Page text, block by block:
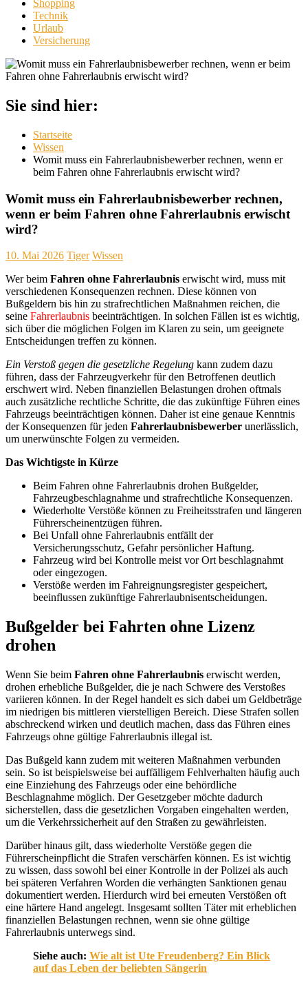
Shopping
Technik
Urlaub
Versicherung
Sie sind hier:
Startseite
Wissen
Womit muss ein Fahrerlaubnisbewerber rechnen, wenn er
beim Fahren ohne Fahrerlaubnis erwischt wird?
Womit muss ein Fahrerlaubnisbewerber rechnen,
wenn er beim Fahren ohne Fahrerlaubnis erwischt
wird?
10. Mai 2026 Tiger Wissen
Wer beim Fahren ohne Fahrerlaubnis erwischt wird, muss mit
verschiedenen Konsequenzen rechnen. Diese können von
Bußgeldern bis hin zu strafrechtlichen Maßnahmen reichen, die
seine Fahrerlaubnis beeinträchtigen. In solchen Fällen ist es wichtig,
sich über die möglichen Folgen im Klaren zu sein, um geeignete
Entscheidungen treffen zu können.
Ein Verstoß gegen die gesetzliche Regelung kann zudem dazu
führen, dass der Fahrzeugverkehr für den Betroffenen deutlich
erschwert wird. Neben finanziellen Belastungen drohen oftmals
auch zusätzliche rechtliche Schritte, die das zukünftige Führen eines
Fahrzeugs beeinträchtigen können. Daher ist eine genaue Kenntnis
der Konsequenzen für jeden Fahrerlaubnisbewerber unerlässlich,
um unerwünschte Folgen zu vermeiden.
Das Wichtigste in Kürze
Beim Fahren ohne Fahrerlaubnis drohen Bußgelder,
Fahrzeugbeschlagnahme und strafrechtliche Konsequenzen.
Wiederholte Verstöße können zu Freiheitsstrafen und längeren
Führerscheinentzügen führen.
Bei Unfall ohne Fahrerlaubnis entfällt der
Versicherungsschutz, Gefahr persönlicher Haftung.
Fahrzeug wird bei Kontrolle meist vor Ort beschlagnahmt
oder eingezogen.
Verstöße werden im Fahreignungsregister gespeichert,
beeinflussen zukünftige Fahrerlaubnisentscheidungen.
Bußgelder bei Fahrten ohne Lizenz
drohen
Wenn Sie beim Fahren ohne Fahrerlaubnis erwischt werden,
drohen erhebliche Bußgelder, die je nach Schwere des Verstoßes
variieren können. In der Regel handelt es sich dabei um Geldbeträge
im niedrigen bis mittleren vierstelligen Bereich. Diese Strafen sollen
abschreckend wirken und deutlich machen, dass das Führen eines
Fahrzeugs ohne gültige Fahrerlaubnis illegal ist.
Das Bußgeld kann zudem mit weiteren Maßnahmen verbunden
sein. So ist beispielsweise bei auffälligem Fehlverhalten häufig auch
eine Einziehung des Fahrzeugs oder eine behördliche
Beschlagnahme möglich. Der Gesetzgeber möchte dadurch
sicherstellen, dass die gesetzlichen Vorgaben eingehalten werden,
um die Verkehrssicherheit auf den Straßen zu gewährleisten.
Darüber hinaus gilt, dass wiederholte Verstöße gegen die
Führerscheinpflicht die Strafen verschärfen können. Es ist wichtig
zu wissen, dass sowohl bei einer Kontrolle in der Polizei als auch
bei späteren Verfahren Worden die verhängten Sanktionen genau
dokumentiert werden. Hierdurch wird bei erneuten Verstößen oft
eine härtere Hand angelegt. Insgesamt sollten Täter mit erheblichen
finanziellen Belastungen rechnen, wenn sie ohne gültige
Fahrerlaubnis unterwegs sind.
Siehe auch: Wie alt ist Ute Freudenberg? Ein Blick
auf das Leben der beliebten Sängerin